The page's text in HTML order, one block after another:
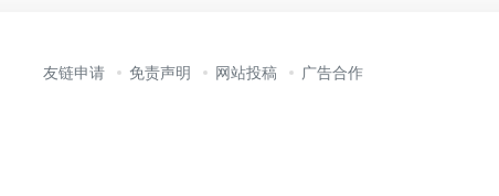
友链申请 免责声明 网站投稿 广告合作